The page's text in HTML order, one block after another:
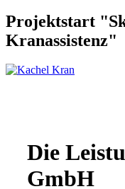
Projektstart
Kranassistenz"
Die
GmbH